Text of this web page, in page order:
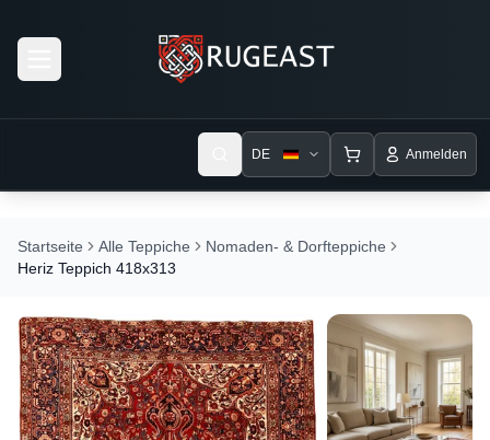
DE Anmelden
Startseite Alle Teppiche
Nomaden- & Dorfteppiche
Heriz Teppich 418x313